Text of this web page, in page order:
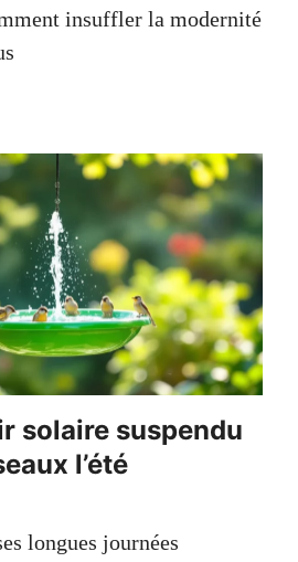
insuffler la modernité
solaire suspendu
l’été
longues journées